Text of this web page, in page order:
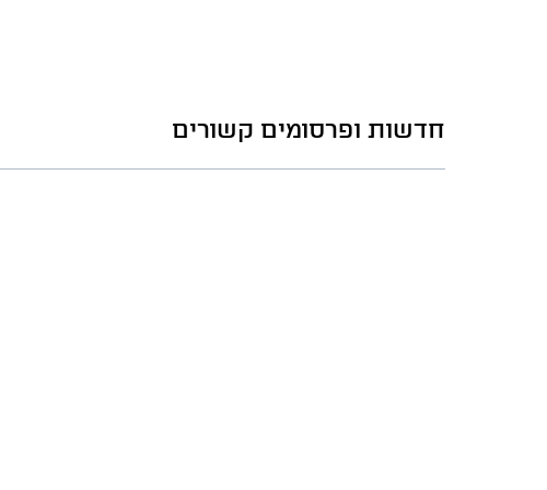
חדשות ופרסומים קשורים